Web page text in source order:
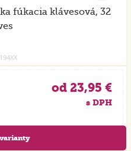
fúkacia klávesová, 32
od 23,95 €
s DPH